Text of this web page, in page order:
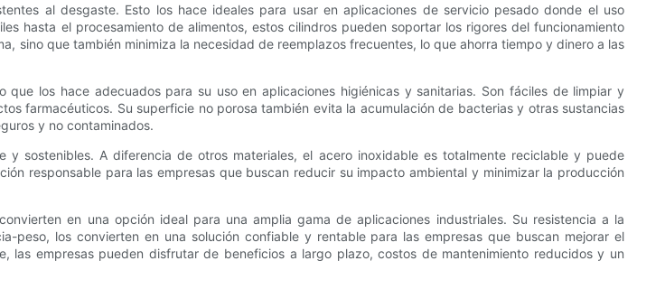
al desgaste. Esto los hace ideales para usar en aplicaciones de servicio pesado donde el uso
hasta el procesamiento de alimentos, estos cilindros pueden soportar los rigores del funcionamiento
sino que también minimiza la necesidad de reemplazos frecuentes, lo que ahorra tiempo y dinero a las
los hace adecuados para su uso en aplicaciones higiénicas y sanitarias. Son fáciles de limpiar y
farmacéuticos. Su superficie no porosa también evita la acumulación de bacterias y otras sustancias
y no contaminados.
sostenibles. A diferencia de otros materiales, el acero inoxidable es totalmente reciclable y puede
responsable para las empresas que buscan reducir su impacto ambiental y minimizar la producción
en una opción ideal para una amplia gama de aplicaciones industriales. Su resistencia a la
peso, los convierten en una solución confiable y rentable para las empresas que buscan mejorar el
las empresas pueden disfrutar de beneficios a largo plazo, costos de mantenimiento reducidos y un